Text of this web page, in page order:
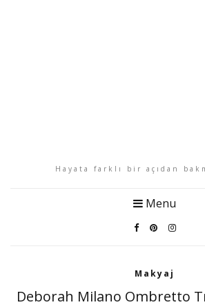
Hayata farklı bir açıdan
Menu
Makyaj
Deborah Milano Ombretto